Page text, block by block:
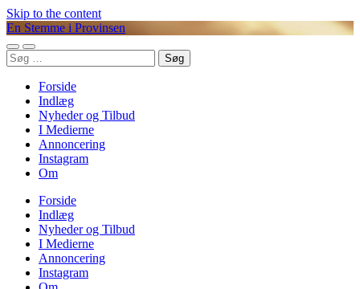
Skip to the content
En Stemme i Provinsen
Toggle
mobile
Toggle
search
Søg
efter:
Forside
Indlæg
Nyheder og Tilbud
I Medierne
Annoncering
Instagram
Om
Forside
Indlæg
Nyheder og Tilbud
I Medierne
Annoncering
Instagram